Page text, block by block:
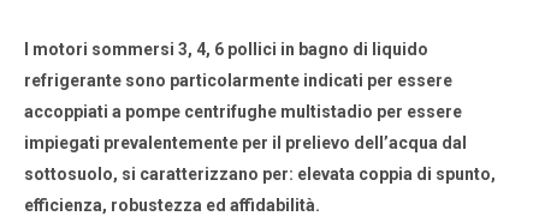
I motori sommersi 3, 4, 6 pollici in bagno di liquido
refrigerante sono particolarmente indicati per essere
accoppiati a pompe centrifughe multistadio per essere
impiegati prevalentemente per il prelievo dell’acqua dal
sottosuolo, si caratterizzano per: elevata coppia di spunto,
efficienza, robustezza ed affidabilità.